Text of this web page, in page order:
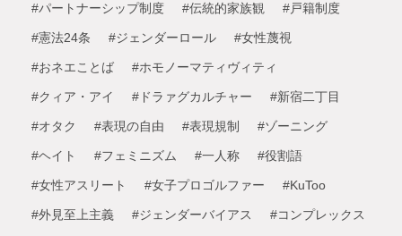
#パートナーシップ制度 #伝統的家族観 #戸籍制度
#憲法24条 #ジェンダーロール #女性蔑視
#おネエことば #ホモノーマティヴィティ
#クィア・アイ #ドラァグカルチャー #新宿二丁目
#オタク #表現の自由 #表現規制 #ゾーニング
#ヘイト #フェミニズム #一人称 #役割語
#女性アスリート #女子プロゴルファー #KuToo
#外見至上主義 #ジェンダーバイアス #コンプレックス